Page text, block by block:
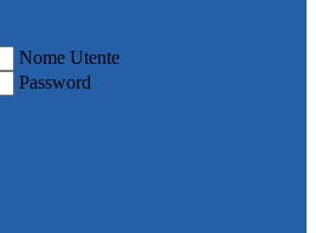
Nome Utente
Password